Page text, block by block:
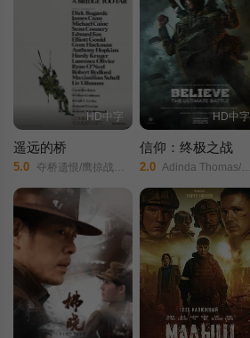
HD中字
遥远的桥
5.0 夺桥遗恨/鹰掠战士/英雄冢/
HD中字
信仰：终极之战
2.0 Adinda Thomas/Maudy Kusnaedi/Hardi Fadhillah/